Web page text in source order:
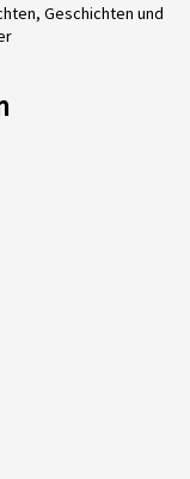
Geschichten und